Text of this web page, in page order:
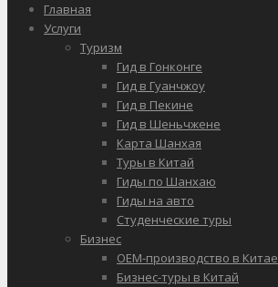
Главная
Услуги
Туризм
Гид в Гонконге
Гид в Гуанчжоу
Гид в Пекине
Гид в Шеньчжене
Карта Шанхая
Туры в Китай
Гиды по Шанхаю
Гиды на авто
Студенческие туры
Бизнес
OEM-производство в Китае
Бизнес-туры в Китай